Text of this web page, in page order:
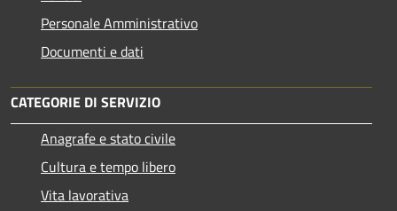
Personale Amministrativo
Documenti e dati
CATEGORIE DI SERVIZIO
Anagrafe e stato civile
Cultura e tempo libero
Vita lavorativa